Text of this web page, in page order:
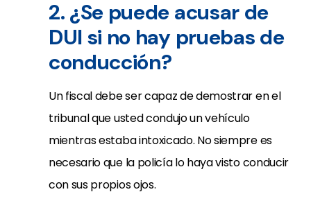
2. ¿Se puede acusar de
DUI si no hay pruebas de
conducción?
Un fiscal debe ser capaz de demostrar en el
tribunal que usted condujo un vehículo
mientras estaba intoxicado. No siempre es
necesario que la policía lo haya visto conducir
con sus propios ojos.